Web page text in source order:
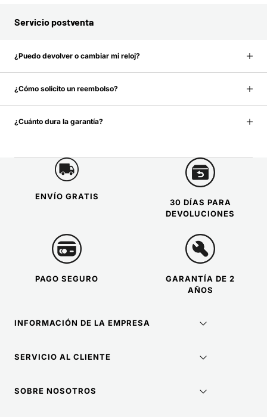
Servicio postventa
¿Puedo devolver o cambiar mi reloj?
¿Cómo solicito un reembolso?
¿Cuánto dura la garantía?
ENVÍO GRATIS
30 DÍAS PARA
DEVOLUCIONES
PAGO SEGURO
GARANTÍA DE 2
AÑOS
INFORMACIÓN DE LA EMPRESA
SERVICIO AL CLIENTE
SOBRE NOSOTROS